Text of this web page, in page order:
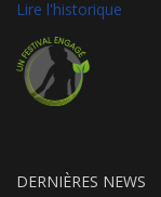
Lire l'historique
DERNIÈRES NEWS